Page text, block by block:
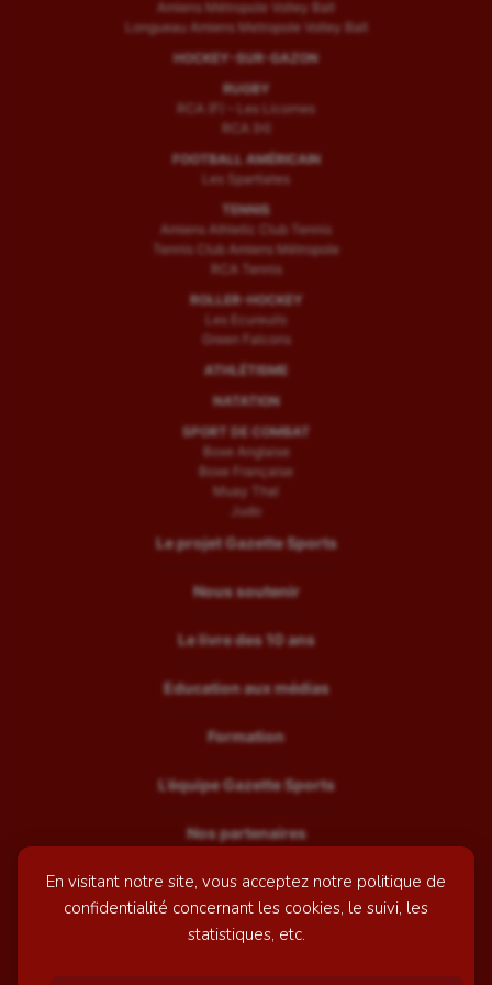
En visitant notre site, vous acceptez notre politique de
confidentialité concernant les cookies, le suivi, les
statistiques, etc.
Amiens Métropole Volley Ball
Longueau Amiens Metropole Volley Ball
HOCKEY-SUR-GAZON
RUGBY
RCA (F) – Les Licornes
RCA (H)
FOOTBALL AMÉRICAIN
Les Spartiates
TENNIS
Amiens Athletic Club Tennis
Tennis Club Amiens Métropole
RCA Tennis
ROLLER-HOCKEY
Les Ecureuils
Green Falcons
ATHLÉTISME
NATATION
SPORT DE COMBAT
Boxe Anglaise
Boxe Française
Muay Thaï
Judo
Le projet Gazette Sports
Nous soutenir
Le livre des 10 ans
Education aux médias
Formation
L’équipe Gazette Sports
Nos partenaires
Recrutement
Mentions légales